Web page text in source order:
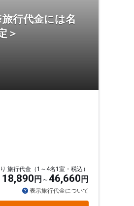
行代金には名
＞
旅行代金（1～4名1室・税込）
18,890 円 46,660 円
表示旅行代金について